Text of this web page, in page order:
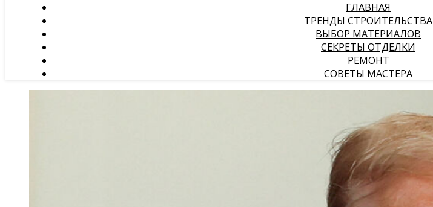
ГЛАВНАЯ
ТРЕНДЫ СТРОИТЕЛЬСТВА
ВЫБОР МАТЕРИАЛОВ
СЕКРЕТЫ ОТДЕЛКИ
РЕМОНТ
СОВЕТЫ МАСТЕРА